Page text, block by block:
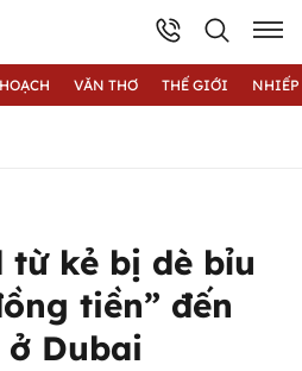
VĂN THƠ THẾ GIỚI
từ kẻ bị dè bỉu
tiền” đến
Dubai